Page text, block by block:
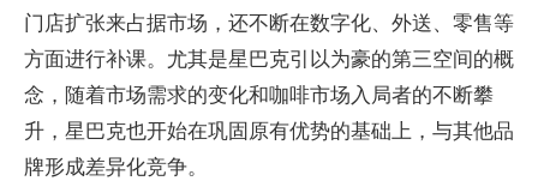
门店扩张来占据市场，还不断在数字化、外送、零售等
方面进行补课。尤其是星巴克引以为豪的第三空间的概
念，随着市场需求的变化和咖啡市场入局者的不断攀
升，星巴克也开始在巩固原有优势的基础上，与其他品
牌形成差异化竞争。